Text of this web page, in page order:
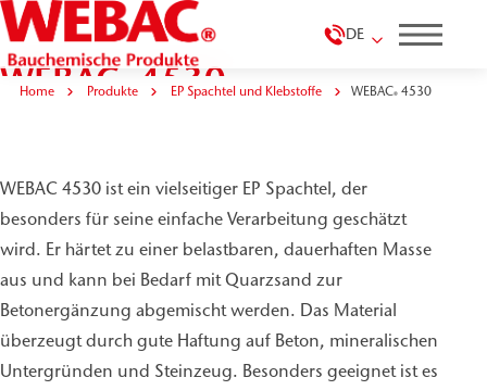
DE
Home Produkte EP Spachtel und Klebstoffe WEBAC®4530
WEBAC®4530
WEBAC 4530 ist ein vielseitiger EP Spachtel, der
besonders für seine einfache Verarbeitung geschätzt
wird. Er härtet zu einer belastbaren, dauerhaften Masse
aus und kann bei Bedarf mit Quarzsand zur
Betonergänzung abgemischt werden. Das Material
überzeugt durch gute Haftung auf Beton, mineralischen
Untergründen und Steinzeug. Besonders geeignet ist es